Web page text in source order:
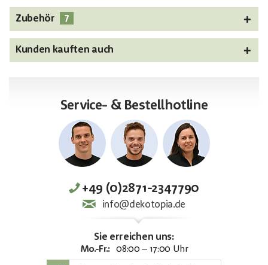
Zubehör 7
Kunden kauften auch
Service- & Bestellhotline
+49 (0)2871-2347790
info@dekotopia.de
Sie erreichen uns:
Mo.-Fr.: 08:00 – 17:00 Uhr